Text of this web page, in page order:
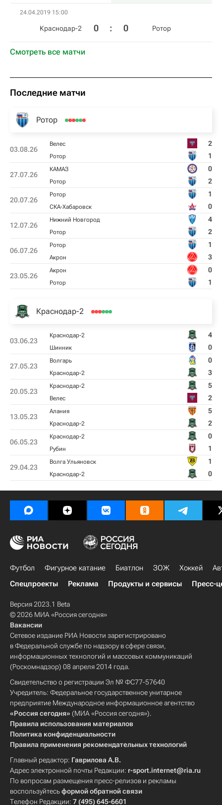
24.04.2019 15:00
Краснодар-2 0 : 0 Ротор
Смотреть все матчи
Последние матчи
Ротор
03.08.26
Велес 2
Ротор 1
27.07.26
КАМАЗ 0
Ротор 2
20.07.26
Ротор 1
СКА-Хабаровск 0
12.07.26
Нижний Новгород 4
Ротор 2
06.07.26
Ротор 1
Акрон 3
23.05.26
Акрон 0
Ротор 1
Краснодар-2
03.06.23
Краснодар-2 4
Шинник 0
27.05.23
Волгарь 0
Краснодар-2 3
20.05.23
Краснодар-2 5
Велес 2
13.05.23
Алания 5
Краснодар-2 2
06.05.23
Краснодар-2 0
Рубин 1
29.04.23
Волга Ульяновск 1
Краснодар-2 0
Футбол Фигурное катание Биатлон ЗОЖ Хоккей
Спецпроекты
Реклама Продукты и сервисы Пресс-
Версия 2023.1 Beta
© 2026 МИА «Россия сегодня»
Вакансии
Сетевое издание РИА Новости зарегистрировано
в Федеральной службе по надзору в сфере связи,
информационных технологий и массовых коммуникаций
(Роскомнадзор) 08 апреля 2014 года.
Свидетельство о регистрации Эл № ФС77-57640
Учредитель: Федеральное государственное унитарное
предприятие Международное информационное агентство
«Россия сегодня» (МИА «Россия сегодня»).
Правила использования материалов
Политика конфиденциальности
Правила применения рекомендательных технологий
Главный редактор: Гаврилова А.В.
Адрес электронной почты Редакции: r-sport.internet@ria.ru
По вопросам размещения пресс-релизов и рекламы
воспользуйтесьформой обратной связи
Телефон Редакции: 7 (495) 645-6601